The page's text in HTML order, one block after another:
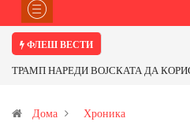
ФЛЕШ ВЕСТИ
МЕТАЛИ САМО ОД САД
Дома
Хроника